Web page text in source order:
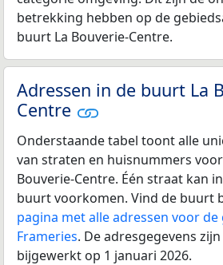
betrekking hebben op de
buurt La Bouverie-Centre.
Adressen in de buurt La
Centre
Onderstaande tabel toont alle
van straten en huisnummers
Bouverie-Centre. Één straat kan
buurt voorkomen. Vind de buurt
pagina met alle adressen voor
Frameries. De adresgegevens
bijgewerkt op 1 januari 2026.